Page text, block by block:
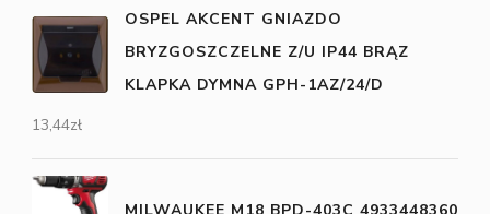
OSPEL AKCENT GNIAZDO
BRYZGOSZCZELNE Z/U IP44 BRĄZ
KLAPKA DYMNA GPH-1AZ/24/D
13,44zł